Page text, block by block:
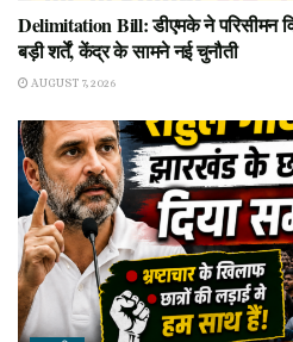
Delimitation Bill: डीएमके ने परिसीमन
बड़ी शर्तें, केंद्र के सामने नई चुनौती
AUGUST 7, 2026